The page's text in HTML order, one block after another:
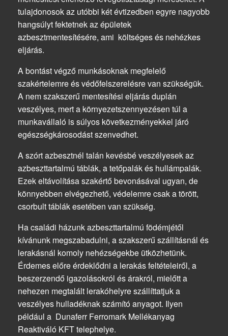
tulajdonosok az utóbbi két évtizedben egyre nagyobb
hangsúlyt fektetnek az épületek
azbesztmentesítésére, ami költséges és nehézkes
eljárás.
A bontást végző munkásoknak megfelelő
szakértelemre és védőfelszerelésre van szükségük.
A nem szakszerű mentesítési eljárás duplán
veszélyes, mert a környezetszennyezésen túl a
munkavállaló is súlyos következményekkel járó
egészségkárosodást szenvedhet.
A szórt azbesztnél talán kevésbé veszélyesek az
azbeszttartalmú táblák, a tetőpalák és hullámpalák.
Ezek eltávolítása szakértő bevonásával ugyan, de
könnyebben elvégezhető, védelemre csak a törött,
csorbult táblák esetében van szükség.
Ha családi házunk azbeszttartalmú födémjétől
kívánunk megszabadulni, a szakszerű szállításnál és
lerakásnál komoly nehézségekbe ütközhetünk.
Érdemes előre érdeklődni a lerakás feltételeiről, a
beszerzendő igazolásokról és árakról, mielőtt a
nehezen megtalált lerakóhelyre szállíttatjuk a
veszélyes hulladéknak számító anyagot. Ilyen
például a Dunaferr Ferromark Mellékanyag
Reaktiváló KFT telephelye.